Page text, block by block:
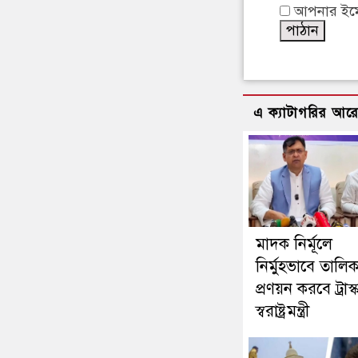
আপনার
এ ক্যাটাগরির
মাদক নির্মূলে
নির্মুহভাবে
প্রণয়ন করবে
স্বরাষ্ট্রমন্ত্রী